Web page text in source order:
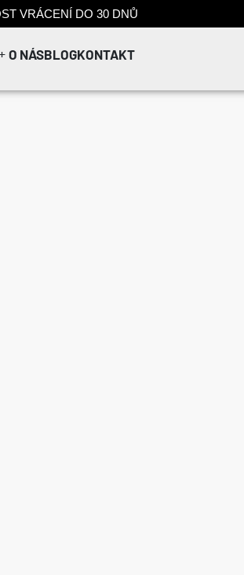
VRÁCENÍ DO 30 DNŮ
O NÁSBLOGKONTAKT